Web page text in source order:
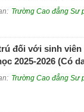
Trường Cao đẳng Sư
đối với sinh
2025-2026 (Có
Trường Cao đẳng Sư